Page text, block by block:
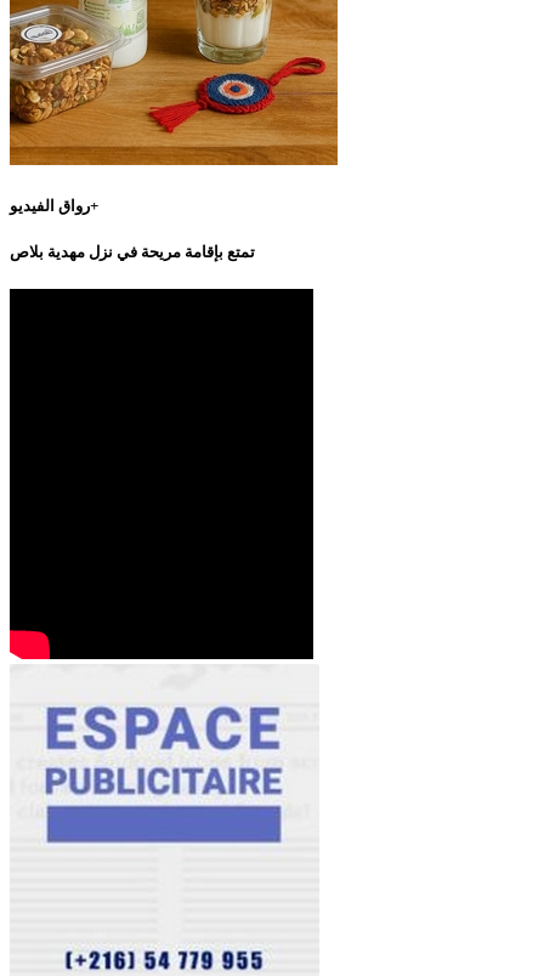
رواق الفيديو+
تمتع بإقامة مريحة في نزل مهدية بلاص